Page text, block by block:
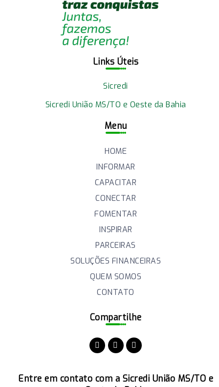
Links Úteis
Sicredi
Sicredi União MS/TO e Oeste da Bahia
Menu
HOME
INFORMAR
CAPACITAR
CONECTAR
FOMENTAR
INSPIRAR
PARCEIRAS
SOLUÇÕES FINANCEIRAS
QUEM SOMOS
CONTATO
Compartilhe
Entre em contato com a Sicredi União MS/TO e